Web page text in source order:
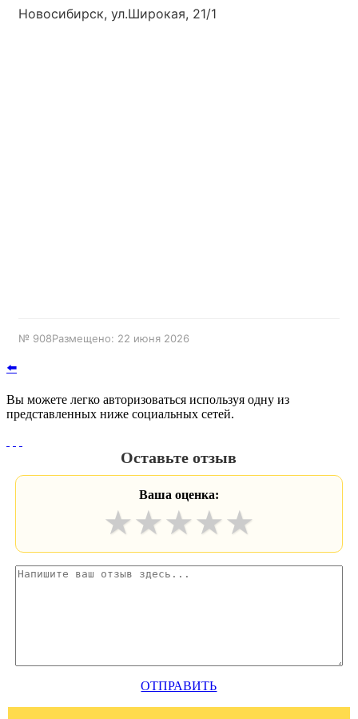
Новосибирск, ул.Широкая, 21/1
№ 908Размещено: 22 июня 2026
⬅️
Вы можете легко авторизоваться используя одну из
представленных ниже социальных сетей.
Оставьте отзыв
Ваша оценка:
★★★★★
ОТПРАВИТЬ